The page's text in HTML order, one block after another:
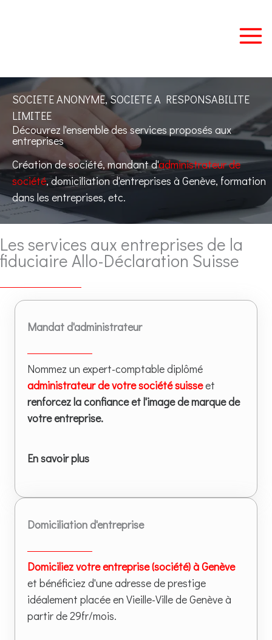
SOCIETE ANONYME, SOCIETE A RESPONSABILITE
LIMITEE
Découvrez l'ensemble des services proposés aux
entreprises
Création de société, mandant d'administrateur de
société, domiciliation d'entreprises à Genève, formation
dans les entreprises, etc.
Les services aux entreprises de la
fiduciaire Allo-Déclaration Suisse
Mandat d'administrateur
Nommez un expert-comptable diplômé
administrateur de votre société suisseet
renforcez la confiance et l'image de marque de
votre entreprise.
En savoir plus
Domiciliation d'entreprise
Domiciliez votre entreprise (société) à Genève
et bénéficiez d'une adresse de prestige
idéalement placée en Vieille-Ville de Genève à
partir de 29fr/mois.